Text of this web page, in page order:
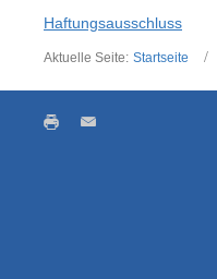
Haftungsausschluss
Aktuelle Seite: Startseite